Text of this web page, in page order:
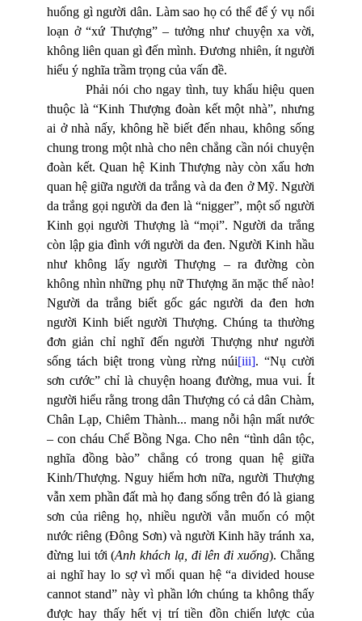
huống gì người dân. Làm sao họ có thể để ý vụ nổi
loạn ở “xứ Thượng” – tưởng như chuyện xa vời,
không liên quan gì đến mình. Đương nhiên, ít người
hiểu ý nghĩa trầm trọng của vấn đề.
Phải nói cho ngay tình, tuy khẩu hiệu quen
thuộc là “Kinh Thượng đoàn kết một nhà”, nhưng
ai ở nhà nấy, không hề biết đến nhau, không sống
chung trong một nhà cho nên chẳng cần nói chuyện
đoàn kết. Quan hệ Kinh Thượng này còn xấu hơn
quan hệ giữa người da trắng và da đen ở Mỹ. Người
da trắng gọi người da đen là “nigger”, một số người
Kinh gọi người Thượng là “mọi”. Người da trắng
còn lập gia đình với người da đen. Người Kinh hầu
như không lấy người Thượng – ra đường còn
không nhìn những phụ nữ Thượng ăn mặc thế nào!
Người da trắng biết gốc gác người da đen hơn
người Kinh biết người Thượng. Chúng ta thường
đơn giản chỉ nghĩ đến người Thượng như người
sống tách biệt trong vùng rừng núi[iii]. “Nụ cười
sơn cước” chỉ là chuyện hoang đường, mua vui. Ít
người hiểu rằng trong dân Thượng có cả dân Chàm,
Chân Lạp, Chiêm Thành... mang nỗi hận mất nước
– con cháu Chế Bồng Nga. Cho nên “tình dân tộc,
nghĩa đồng bào” chẳng có trong quan hệ giữa
Kinh/Thượng. Nguy hiểm hơn nữa, người Thượng
vẫn xem phần đất mà họ đang sống trên đó là giang
sơn của riêng họ, nhiều người vẫn muốn có một
nước riêng (Đông Sơn) và người Kinh hãy tránh xa,
đừng lui tới (Anh khách lạ, đi lên đi xuống). Chẳng
ai nghĩ hay lo sợ vì mối quan hệ “a divided house
cannot stand” này vì phần lớn chúng ta không thấy
được hay thấy hết vị trí tiền đồn chiến lược của